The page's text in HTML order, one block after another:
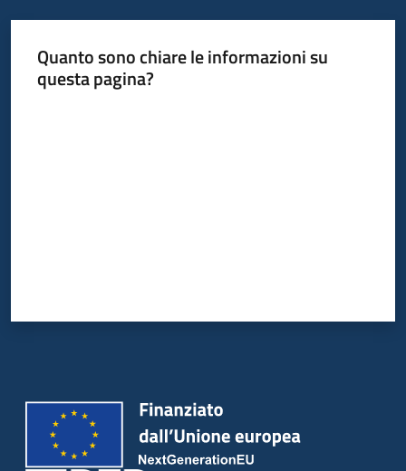
Quanto sono chiare le informazioni su
questa pagina?